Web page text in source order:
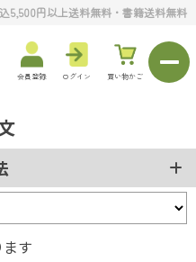
5,500円以上送料無料・書籍送料無料
会員登録 ログイン 買い物かご
す